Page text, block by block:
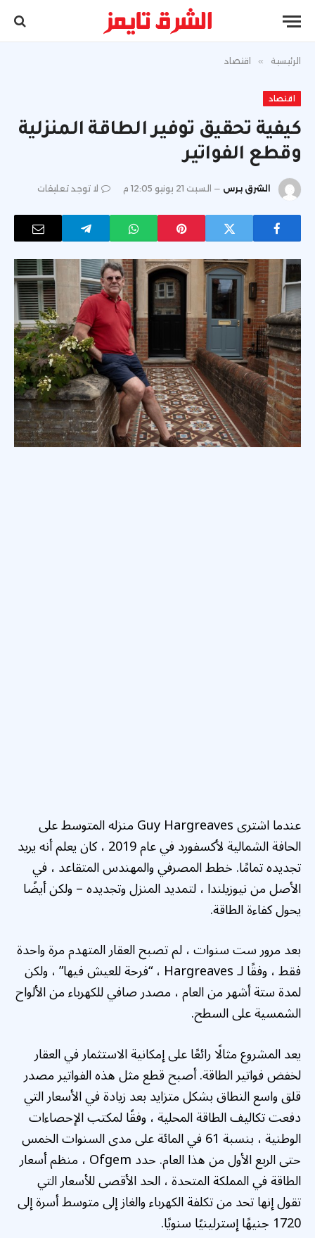
الرئيسية » اقتصاد
اقتصاد
كيفية تحقيق توفير الطاقة المنزلية
وقطع الفواتير
الشرق برس السبت 21 يونيو 12:05 م لا توجد تعليقات
عندما اشترى Guy Hargreaves منزله المتوسط ​​على
الحافة الشمالية لأكسفورد في عام 2019 ، كان يعلم أنه يريد
تجديده تمامًا. خطط المصرفي والمهندس المتقاعد ، في
الأصل من نيوزيلندا ، لتمديد المنزل وتجديده – ولكن أيضًا
يحول كفاءة الطاقة.
بعد مرور ست سنوات ، لم تصبح العقار المتهدم مرة واحدة
فقط ، وفقًا لـ Hargreaves ، “فرحة للعيش فيها” ، ولكن
لمدة ستة أشهر من العام ، مصدر صافي للكهرباء من الألواح
الشمسية على السطح.
يعد المشروع مثالًا رائعًا على إمكانية الاستثمار في العقار
لخفض فواتير الطاقة. أصبح قطع مثل هذه الفواتير مصدر
قلق واسع النطاق بشكل متزايد بعد زيادة في الأسعار التي
دفعت تكاليف الطاقة المحلية ، وفقًا لمكتب الإحصاءات
الوطنية ، بنسبة 61 في المائة على مدى السنوات الخمس
حتى الربع الأول من هذا العام. حدد Ofgem ، منظم أسعار
الطاقة في المملكة المتحدة ، الحد الأقصى للأسعار التي
تقول إنها تحد من تكلفة الكهرباء والغاز إلى متوسط ​​أسرة إلى
1720 جنيهًا إسترلينيًا سنويًا.